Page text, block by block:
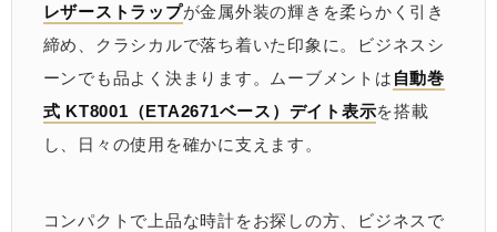
レザーストラップが金属外装の輝きを柔らかく引き
締め、クラシカルで落ち着いた印象に。ビジネスシ
ーンでも品よく決まります。ムーブメントは 自動巻
式 KT8001（ETA2671ベース）デイト表示を搭載
し、日々の使用を確かに支えます。
コンパクトで上品な時計をお探しの方、ビジネスで